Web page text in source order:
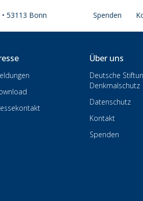
53113 Bonn Spenden
Über uns
Deutsche
Denkmalschutz
Datenschutz
Kontakt
Spenden